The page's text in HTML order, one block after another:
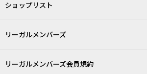
ショップリスト
リーガルメンバーズ
リーガルメンバーズ会員規約